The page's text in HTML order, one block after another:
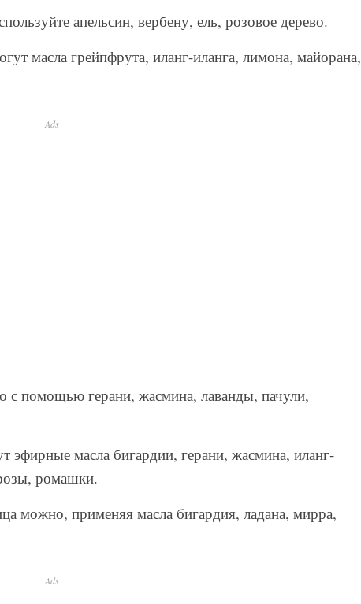
апельсин, вербену, ель, розовое дерево.
масла грейпфрута, иланг-иланга, лимона, майорана,
Ads
с помощью герани, жасмина, лаванды, пачули,
эфирные масла бигардии, герани, жасмина, иланг-
ромашки.
можно, применяя масла бигардия, ладана, мирра,
Ads